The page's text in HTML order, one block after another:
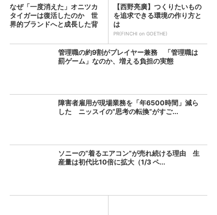
なぜ「一度消えた」オニツカ
タイガーは復活したのか 世
界的ブランドへと成長した背
【西野亮廣】つくりたいもの
を追求できる環境の作り方と
は
PR(FINCHI on GOETHE)
管理職の約9割がプレイヤー兼務 「管理職は
罰ゲーム」なのか、増える負担の実態
障害者雇用が現場業務を「年6500時間」減ら
した ニッスイの“思考の転換”がすご...
ソニーの“着るエアコン”が売れ続ける理由 生
産量は初代比10倍に拡大（1/3 ペ...